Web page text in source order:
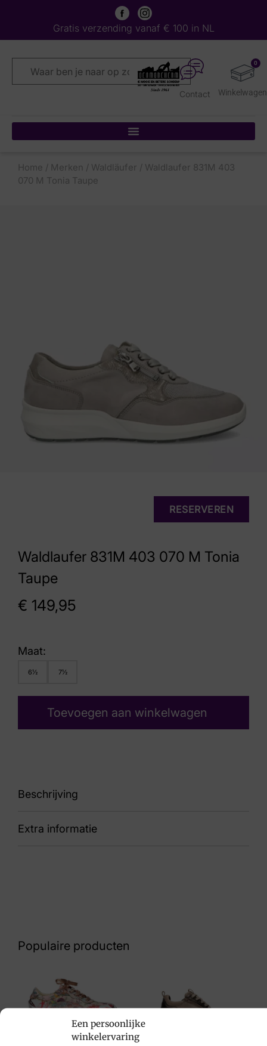
Een persoonlijke
winkelervaring
Gratis verzending vanaf € 100 in NL
0
Contact
Home / Merken / Waldläufer / Waldlaufer 831M 403
070 M Tonia Taupe
Waldlaufer 831M 403 070 M Tonia
Taupe
€ 149,95
RESERVEREN
Maat:
6½ 7½
Toevoegen aan winkelwagen
Beschrijving
89 831M 403 070 M Tonia
Extra informatie
6, 6½, 7½
Merk
Waldlaufer
Populaire producten